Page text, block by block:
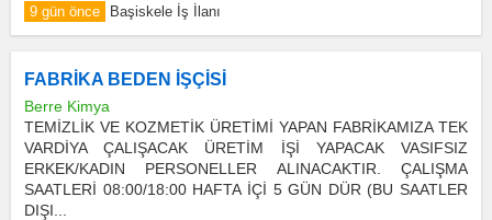
9 gün önce Başiskele İş İlanı
FABRİKA BEDEN İŞÇİSİ
Berre Kimya
TEMİZLİK VE KOZMETİK ÜRETİMİ YAPAN FABRİKAMIZA TEK
VARDİYA ÇALIŞACAK ÜRETİM İŞİ YAPACAK VASIFSIZ
ERKEK/KADIN PERSONELLER ALINACAKTIR. ÇALIŞMA
SAATLERİ 08:00/18:00 HAFTA İÇİ 5 GÜN DÜR (BU SAATLER
DIŞI...